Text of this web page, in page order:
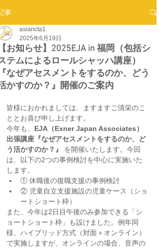
事
お知らせ】2025EJA in 福岡（包括シ
テムによるロールシャッハ講座）
なぜアセスメントをするのか、どう
かすのか？』開催のご案内
asiancta1
2025年6月19日
皆様におかれましては、ますますご清栄のこ
ととお喜び申し上げます。
今年も、 EJA（Exner Japan Associates）
出張講座『なぜアセスメントをするのか、ど
う活かすのか？』
を開催いたします。今回
は、以下の2つの事例検討を中心に実施いた
します。
① 休職後の復職支援の事例検討
② 児童自立支援施設の児童ケース（ショ
ートショート枠）
また、今年は2日目午後のみ参加できる「シ
ョートショート枠」も設けました。例年同
様、ハイブリッド方式（対面＋オンライン）
で実施しますが、オンラインの場合、音声の